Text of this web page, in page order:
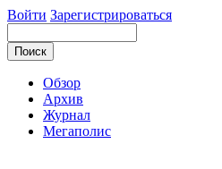
Войти Зарегистрироваться
Обзор
Архив
Журнал
Мегаполис